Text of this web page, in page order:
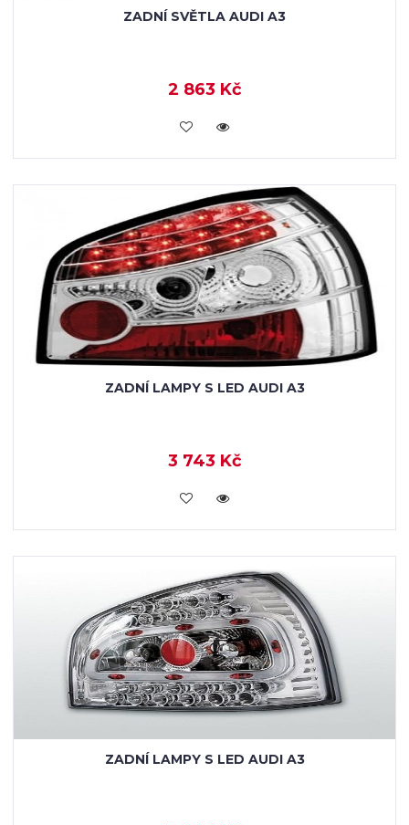
ZADNÍ SVĚTLA AUDI A3
2 863 Kč
KOUPIT
ZADNÍ LAMPY S LED AUDI A3
3 743 Kč
KOUPIT
ZADNÍ LAMPY S LED AUDI A3